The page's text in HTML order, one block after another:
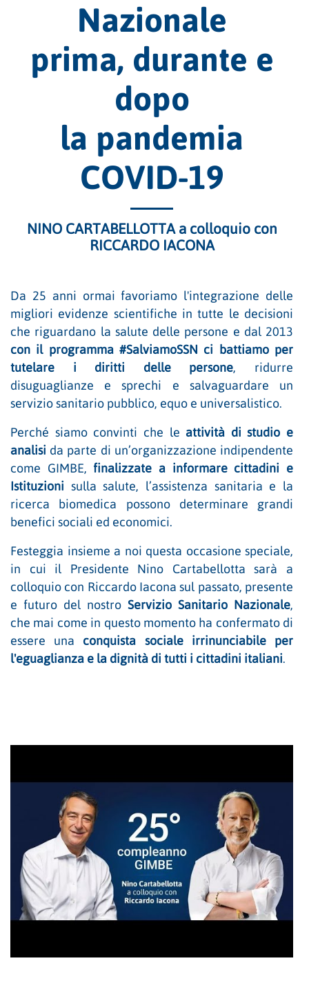
Nazionale
prima, durante e
dopo
la pandemia
COVID-19
NINO CARTABELLOTTA a colloquio con
RICCARDO IACONA
Da 25 anni ormai favoriamo l'integrazione delle
migliori evidenze scientifiche in tutte le decisioni
che riguardano la salute delle persone e dal 2013
con il programma #SalviamoSSN ci battiamo per
tutelare i diritti delle persone, ridurre
disuguaglianze e sprechi e salvaguardare un
servizio sanitario pubblico, equo e universalistico.
Perché siamo convinti che le attività di studio e
analisi da parte di un’organizzazione indipendente
come GIMBE, finalizzate a informare cittadini e
Istituzioni sulla salute, l’assistenza sanitaria e la
ricerca biomedica possono determinare grandi
benefici sociali ed economici.
Festeggia insieme a noi questa occasione speciale,
in cui il Presidente Nino Cartabellotta sarà a
colloquio con Riccardo Iacona sul passato, presente
e futuro del nostro Servizio Sanitario Nazionale,
che mai come in questo momento ha confermato di
essere una conquista sociale irrinunciabile per
l'eguaglianza e la dignità di tutti i cittadini italiani.